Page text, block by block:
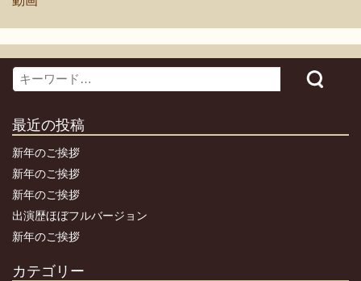
Search
最近の投稿
新年のご挨拶
新年のご挨拶
新年のご挨拶
出演歴ほぼフルバージョン
新年のご挨拶
カテゴリー